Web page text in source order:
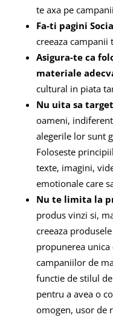
te axa pe
Fa-ti pagini
creeaza campanii
Asigura-te ca
materiale
cultural in piata
Nu uita sa
oameni,
alegerile lor sunt
Foloseste
texte, imagini,
emotionale care
Nu te limita la
produs vinzi si,
creeaza
propunerea
campaniilor de
functie de stilul
pentru a avea o
omogen, usor de